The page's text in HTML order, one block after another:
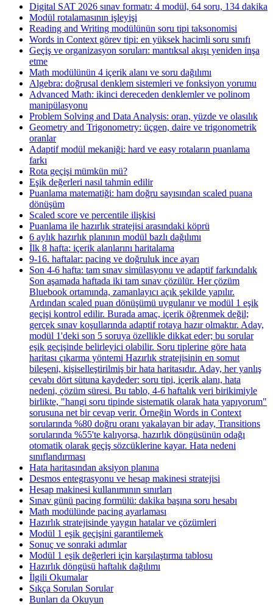
Digital SAT 2026 sınav formatı: 4 modül, 64 soru, 134 dakika
Modül rotalamasının işleyişi
Reading and Writing modülünün soru tipi taksonomisi
Words in Context görev tipi: en yüksek hacimli soru sınıfı
Geçiş ve organizasyon soruları: mantıksal akışı yeniden inşa
etme
Math modülünün 4 içerik alanı ve soru dağılımı
Algebra: doğrusal denklem sistemleri ve fonksiyon yorumu
Advanced Math: ikinci dereceden denklemler ve polinom
manipülasyonu
Problem Solving and Data Analysis: oran, yüzde ve olasılık
Geometry and Trigonometry: üçgen, daire ve trigonometrik
oranlar
Adaptif modül mekaniği: hard ve easy rotaların puanlama
farkı
Rota geçişi mümkün mü?
Eşik değerleri nasıl tahmin edilir
Puanlama matematiği: ham doğru sayısından scaled puana
dönüşüm
Scaled score ve percentile ilişkisi
Puanlama ile hazırlık stratejisi arasındaki köprü
6 aylık hazırlık planının modül bazlı dağılımı
İlk 8 hafta: içerik alanlarını haritalama
9-16. haftalar: pacing ve doğruluk ince ayarı
Son 4-6 hafta: tam sınav simülasyonu ve adaptif farkındalık
Son aşamada haftada iki tam sınav çözülür. Her çözüm
Bluebook ortamında, zamanlayıcı açık şekilde yapılır.
Ardından scaled puan dönüşümü uygulanır ve modül 1 eşik
geçişi kontrol edilir. Burada amaç, içerik öğrenmek değil;
gerçek sınav koşullarında adaptif rotaya hazır olmaktır. Aday,
modül 1'deki son 5 soruya özellikle dikkat eder; bu sorular
eşik geçişinde belirleyici olabilir. Soru tiplerine göre hata
haritası çıkarma yöntemi Hazırlık stratejisinin en somut
bileşeni, kişiselleştirilmiş bir hata haritasıdır. Aday, her yanlış
cevabı dört sütuna kaydeder: soru tipi, içerik alanı, hata
nedeni, çözüm süresi. Bu tablo, 4-6 haftalık veri birikimiyle
birlikte, "hangi soru tipinde sistematik olarak hata yapıyorum"
sorusuna net bir cevap verir. Örneğin Words in Context
sorularında %80 doğru oranı yakalayan bir aday, Transitions
sorularında %55'te kalıyorsa, hazırlık döngüsünün odağı
otomatik olarak geçiş sözcüklerine kayar. Hata nedeni
sınıflandırması
Hata haritasından aksiyon planına
Desmos entegrasyonu ve hesap makinesi stratejisi
Hesap makinesi kullanımının sınırları
Sınav günü pacing formülü: dakika başına soru hesabı
Math modülünde pacing ayarlaması
Hazırlık stratejisinde yaygın hatalar ve çözümleri
Modül 1 eşik geçişini garantilemek
Sonuç ve sonraki adımlar
Modül 1 eşik değerleri için karşılaştırma tablosu
Hazırlık döngüsü haftalık dağılımı
İlgili Okumalar
Sıkça Sorulan Sorular
Bunları da Okuyun